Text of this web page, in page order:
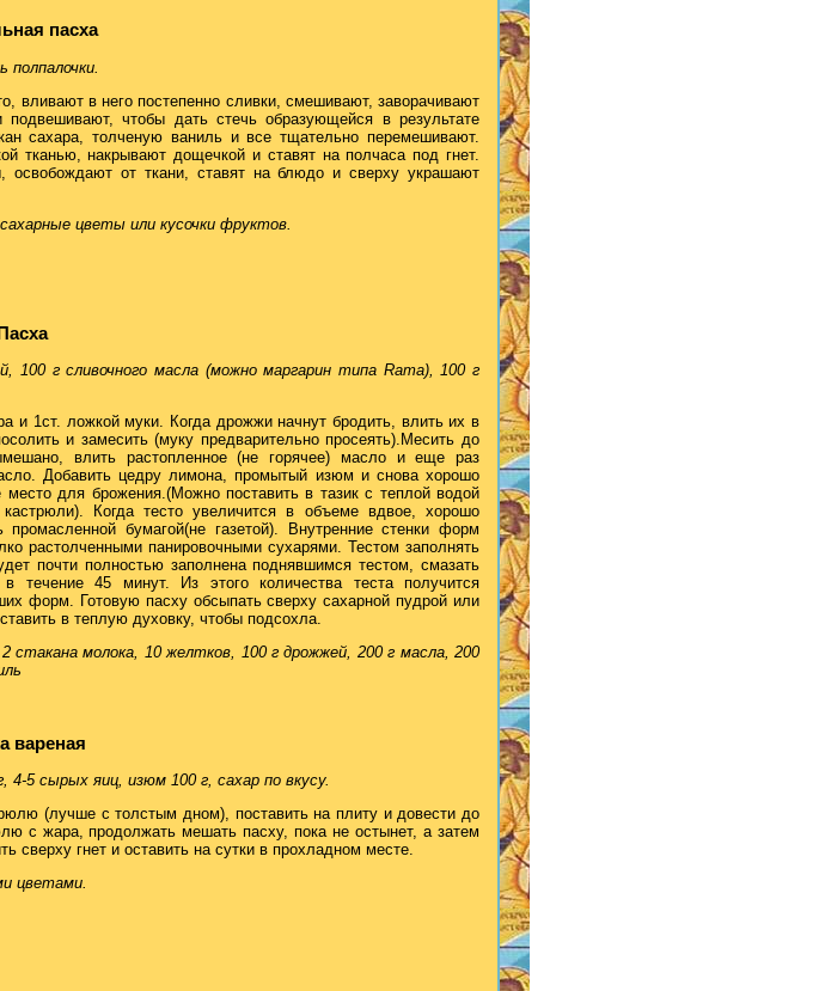
пасха
полпалочки.
вливают в него постепенно сливки, смешивают, заворачивают
чтобы дать стечь образующейся в результате
сахара, толченую ваниль и все тщательно перемешивают.
тканью, накрывают дощечкой и ставят на полчаса под гнет.
освобождают от ткани, ставят на блюдо и сверху украшают
цветы или кусочки фруктов.
г сливочного масла (можно маргарин типа Rama), 100 г
и 1ст. ложкой муки. Когда дрожжи начнут бродить, влить их в
и замесить (муку предварительно просеять).Месить до
влить растопленное (не горячее) масло и еще раз
Добавить цедру лимона, промытый изюм и снова хорошо
для брожения.(Можно поставить в тазик с теплой водой
Когда тесто увеличится в объеме вдвое, хорошо
бумагой(не газетой). Внутренние стенки форм
растолченными панировочными сухарями. Тестом заполнять
почти полностью заполнена поднявшимся тестом, смазать
45 минут. Из этого количества теста получится
форм. Готовую пасху обсыпать сверху сахарной пудрой или
в теплую духовку, чтобы подсохла.
молока, 10 желтков, 100 г дрожжей, 200 г масла, 200
вареная
4-5 сырых яиц, изюм 100 г, сахар по вкусу.
(лучше с толстым дном), поставить на плиту и довести до
с жара, продолжать мешать пасху, пока не остынет, а затем
гнет и оставить на сутки в прохладном месте.
цветами.